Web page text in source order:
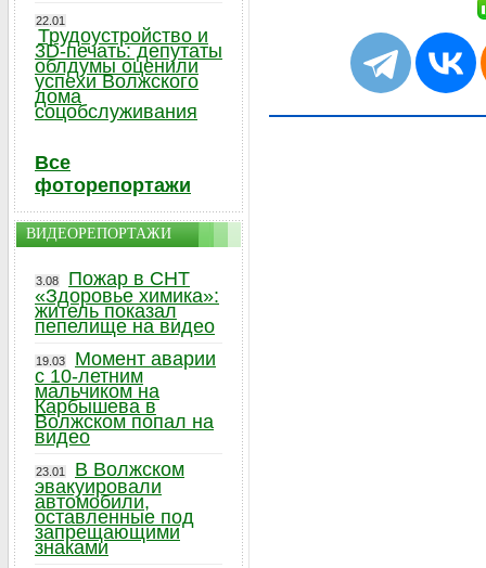
22.01
Трудоустройство и
3D-печать: депутаты
облдумы оценили
успехи Волжского
дома
соцобслуживания
Все
фоторепортажи
ВИДЕОРЕПОРТАЖИ
3.08
Пожар в СНТ
«Здоровье химика»:
житель показал
пепелище на видео
19.03
Момент аварии
с 10-летним
мальчиком на
Карбышева в
Волжском попал на
видео
23.01
В Волжском
эвакуировали
автомобили,
оставленные под
запрещающими
знаками